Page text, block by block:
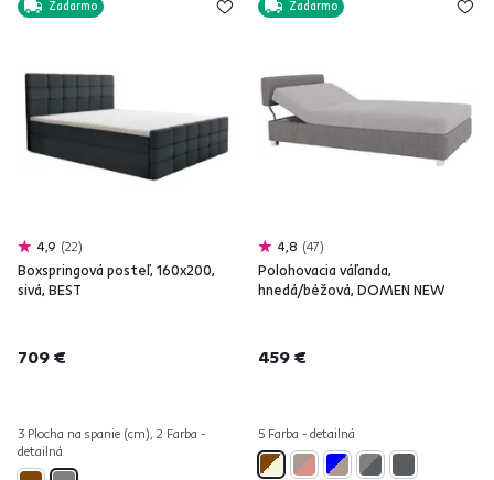
Zadarmo
4,9 22
Boxspringová posteľ, 160x200,
sivá, BEST
709 €
3 Plocha na spanie (cm), 2 Farba -
detailná
Zadarmo
4,8 47
Polohovacia váľanda,
hnedá/béžová, DOMEN NEW
459 €
5 Farba - detailná